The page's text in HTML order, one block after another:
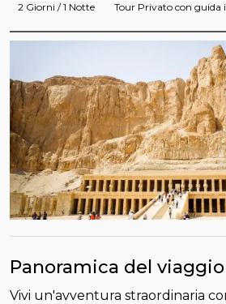
2 Giorni / 1 Notte Tour Privato con guida
Panoramica del viaggio
Vivi un'avventura straordinaria